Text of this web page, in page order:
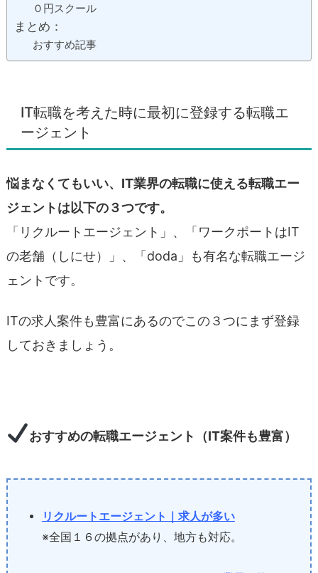
０円スクール
まとめ：
おすすめ記事
IT転職を考えた時に最初に登録する転職エ
ージェント
悩まなくてもいい、IT業界の転職に使える転職エー
ジェントは以下の３つです。
「リクルートエージェント」、「ワークポートはIT
の老舗（しにせ）」、「doda」も有名な転職エージ
ェントです。
ITの求人案件も豊富にあるのでこの３つにまず登録
しておきましょう。
おすすめの転職エージェント（IT案件も豊富）
リクルートエージェント｜求人が多い
※全国１６の拠点があり、地方も対応。